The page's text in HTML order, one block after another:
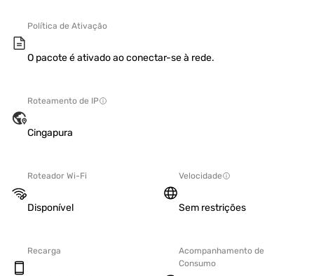
Política de Ativação
O pacote é ativado ao conectar-se à rede.
Roteamento de IP
Cingapura
Roteador Wi-Fi
Disponível
Velocidade
Sem restrições
Recarga
Acompanhamento de
Consumo